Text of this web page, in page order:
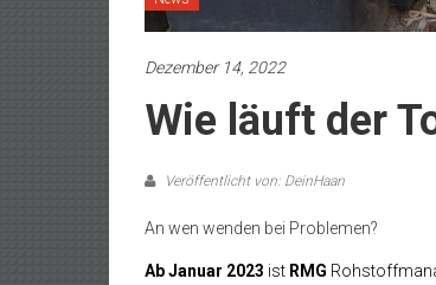
Dezember 14, 2022
Wie läuft der
Veröffentlicht von: DeinHaan
An wen wenden bei Problemen?
Ab Januar 2023 ist RMG